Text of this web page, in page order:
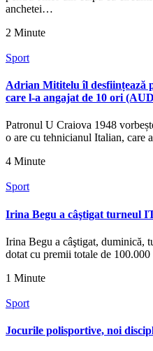
anchetei…
2 Minute
Sport
Adrian Mititelu îl desființează
care l-a angajat de 10 ori
Patronul U Craiova 1948
o are cu tehnicianul Italian, care
4 Minute
Sport
Irina Begu a câştigat turneul
Irina Begu a câştigat, duminică,
dotat cu premii totale de
1 Minute
Sport
Jocurile polisportive, noi